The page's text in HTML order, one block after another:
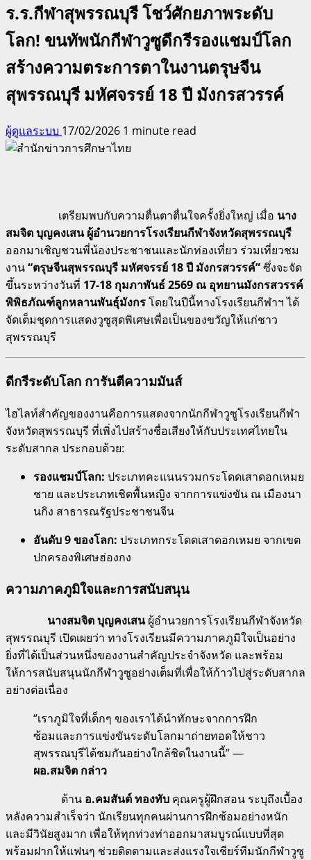
ร.ร.กีฬาสุพรรณบุรี โชว์ศักยภาพระดับ
โลก! ขนทัพนักกีฬาวูซูดีกรีรองแชมป์โลก
สร้างความตระการตาในงานตรุษจีน
สุพรรณบุรี มหัศจรรย์ 18 ปี มังกรสวรรค์
ผู้ดูแลระบบ 17/02/2026 1 minute read
เตรียมพบกับความตื่นตาตื่นใจครั้งยิ่งใหญ่ เมื่อ นาง
สมจิต บุญคงเสน ผู้อำนวยการโรงเรียนกีฬาจังหวัดสุพรรณบุรี
ออกมาเชิญชวนพี่น้องประชาชนและนักท่องเที่ยว ร่วมเที่ยวชม
งาน“ตรุษจีนสุพรรณบุรี มหัศจรรย์ 18 ปี มังกรสวรรค์”ซึ่งจะจัด
ขึ้นระหว่างวันที่ 17-18 กุมภาพันธ์ 2569 ณ อุทยานมังกรสวรรค์
พิพิธภัณฑ์ลูกหลานพันธุ์มังกรโดยในปีนี้ทางโรงเรียนกีฬาฯ ได้
จัดเต็มชุดการแสดงวูซูสุดพิเศษเพื่อเป็นของขวัญให้แก่ชาว
สุพรรณบุรี
ดีกรีระดับโลก การันตีความมันส์
ไฮไลท์สำคัญของงานคือการแสดงจากนักกีฬาวูซูโรงเรียนกีฬา
จังหวัดสุพรรณบุรี ที่เพิ่งไปสร้างชื่อเสียงให้กับประเทศไทยใน
ระดับสากล ประกอบด้วย:
รองแชมป์โลก: ประเภทคะแนนรวมกระโดดเสาดอกเหมย
ชาย และประเภทเชิดพื้นหญิง จากการแข่งขัน ณ เมืองนา
นกิง สาธารณรัฐประชาชนจีน
อันดับ 9 ของโลก: ประเภทกระโดดเสาดอกเหมย จากเขต
ปกครองพิเศษฮ่องกง
ความภาคภูมิใจและการสนับสนุน
นางสมจิต บุญคงเสนผู้อำนวยการโรงเรียนกีฬาจังหวัด
สุพรรณบุรี เปิดเผยว่า ทางโรงเรียนมีความภาคภูมิใจเป็นอย่าง
ยิ่งที่ได้เป็นส่วนหนึ่งของงานสำคัญประจำจังหวัด และพร้อม
ให้การสนับสนุนนักกีฬาวูซูอย่างเต็มที่เพื่อให้ก้าวไปสู่ระดับสากล
อย่างต่อเนื่อง
“เราภูมิใจที่เด็กๆ ของเราได้นำทักษะจากการฝึก
ซ้อมและการแข่งขันระดับโลกมาถ่ายทอดให้ชาว
สุพรรณบุรีได้ชมกันอย่างใกล้ชิดในงานนี้” —
ผอ.สมจิต กล่าว
ด้าน อ.คมสันต์ ทองทับ คุณครูผู้ฝึกสอน ระบุถึงเบื้อง
หลังความสำเร็จว่า นักเรียนทุกคนผ่านการฝึกซ้อมอย่างหนัก
และมีวินัยสูงมาก เพื่อให้ทุกท่วงท่าออกมาสมบูรณ์แบบที่สุด
พร้อมฝากให้แฟนๆ ช่วยติดตามและส่งแรงใจเชียร์ทีมนักกีฬาวูซู